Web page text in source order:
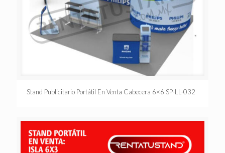
Stand Publicitario Portátil En Venta Cabecera 6×6 SP-LL-032